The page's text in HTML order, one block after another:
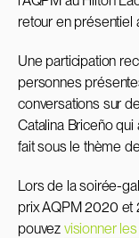
retour en présentiel
Une participation
personnes
conversations sur
Catalina Briceño qui
fait sous le thème
Lors de la soirée-
prix AQPM 2020 et
pouvez visionner